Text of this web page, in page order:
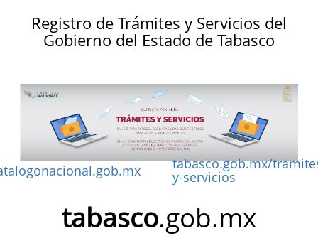
Registro de Trámites y Servicios del
Gobierno del Estado de Tabasco
tabasco.gob.mx/
y-servicios
tabasco.gob.mx